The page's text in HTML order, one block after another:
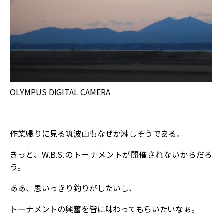
OLYMPUS DIGITAL CAMERA
作業帰りに見る筑波山もなぜか淋しそうである。
きっと、W.B.S.のトーナメントが開催されないからだろ
う。
ああ、思いっきり釣りがしたいし、
トーナメントの興奮を皆に味わってもらいたいなぁ。